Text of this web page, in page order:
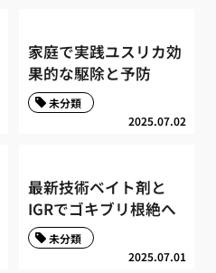
家庭で実践ユスリカ効
果的な駆除と予防
2025.07.02
未分類
最新技術ベイト剤と
IGRでゴキブリ根絶へ
2025.07.01
未分類